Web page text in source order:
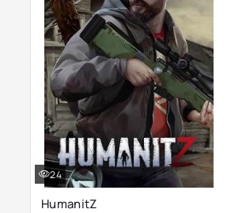
HumanitZ
24